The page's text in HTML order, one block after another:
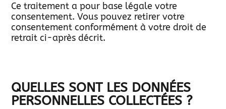
Ce traitement a pour base légale votre
consentement. Vous pouvez retirer votre
consentement conformément à votre droit de
retrait ci-après décrit.
QUELLES SONT LES DONNÉES
PERSONNELLES COLLECTÉES ?